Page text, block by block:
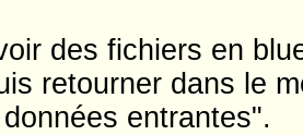
des fichiers en
retourner dans le
entrantes".